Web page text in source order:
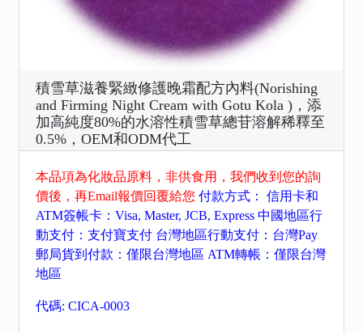
積雪草滋養緊緻修護晚霜配方內料(Norishing
and Firming Night Cream with Gotu Kola )，添
加高純度80%的水溶性積雪草總苷溶解稀釋至
0.5%，OEM和ODM代工
本品項為化妝品原料，非供食用，我們收到您的詢
價後，再Email報價回覆給您 付款方式： 信用卡和
ATM簽帳卡：Visa, Master, JCB, Express 中國地區行
動支付：支付寶支付 台灣地區行動支付：台灣Pay
郵局貨到付款：僅限台灣地區 ATM轉帳：僅限台灣
地區
代碼: CICA-0003